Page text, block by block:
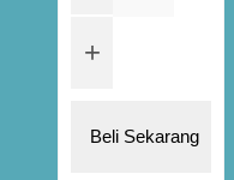
+
Beli Sekarang